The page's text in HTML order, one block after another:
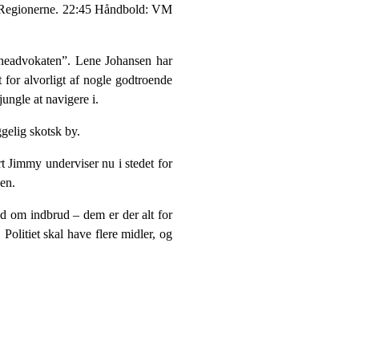
22:45 Håndbold: VM
Lene Johansen har
for alvorligt af nogle godtroende
at navigere i.
skotsk by.
Jimmy underviser nu i stedet for
om indbrud – dem er der alt for
skal have flere midler, og